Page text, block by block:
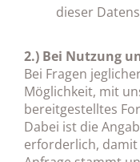
dieser
2.) Bei Nutzung
Bei Fragen
Möglichkeit, mit
bereitgestelltes
Dabei ist die
erforderlich, damit